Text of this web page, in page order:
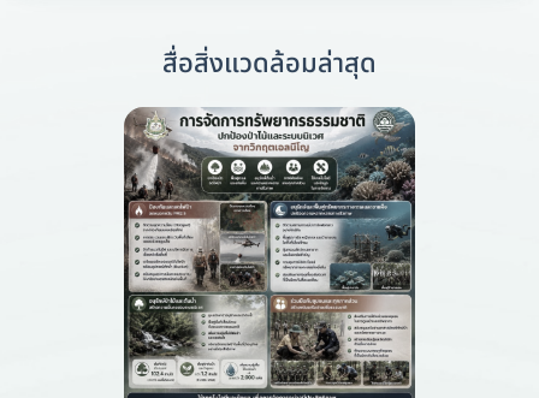
สื่อสิ่งแวดล้อมล่าสุด